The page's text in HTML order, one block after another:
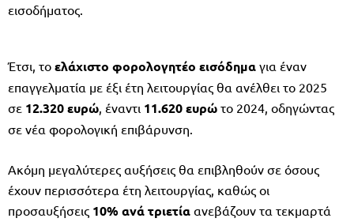
εισοδήματος.
Έτσι, το ελάχιστο φορολογητέο εισόδημα για έναν
επαγγελματία με έξι έτη λειτουργίας θα ανέλθει το 2025
σε 12.320 ευρώ , έναντι 11.620 ευρώ το 2024, οδηγώντας
σε νέα φορολογική επιβάρυνση.
Ακόμη μεγαλύτερες αυξήσεις θα επιβληθούν σε όσους
έχουν περισσότερα έτη λειτουργίας, καθώς οι
προσαυξήσεις 10% ανά τριετία ανεβάζουν τα τεκμαρτά